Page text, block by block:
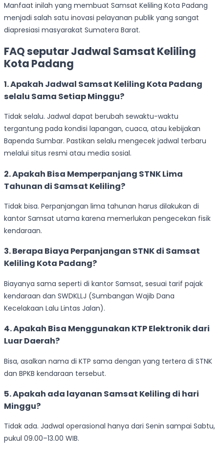
Manfaat inilah yang membuat Samsat Keliling Kota Padang
menjadi salah satu inovasi pelayanan publik yang sangat
diapresiasi masyarakat Sumatera Barat.
FAQ seputar Jadwal Samsat Keliling
Kota Padang
1. Apakah Jadwal Samsat Keliling Kota Padang
selalu Sama Setiap Minggu?
Tidak selalu. Jadwal dapat berubah sewaktu-waktu
tergantung pada kondisi lapangan, cuaca, atau kebijakan
Bapenda Sumbar. Pastikan selalu mengecek jadwal terbaru
melalui situs resmi atau media sosial.
2. Apakah Bisa Memperpanjang STNK Lima
Tahunan di Samsat Keliling?
Tidak bisa. Perpanjangan lima tahunan harus dilakukan di
kantor Samsat utama karena memerlukan pengecekan fisik
kendaraan.
3. Berapa Biaya Perpanjangan STNK di Samsat
Keliling Kota Padang?
Biayanya sama seperti di kantor Samsat, sesuai tarif pajak
kendaraan dan SWDKLLJ (Sumbangan Wajib Dana
Kecelakaan Lalu Lintas Jalan).
4. Apakah Bisa Menggunakan KTP Elektronik dari
Luar Daerah?
Bisa, asalkan nama di KTP sama dengan yang tertera di STNK
dan BPKB kendaraan tersebut.
5. Apakah ada layanan Samsat Keliling di hari
Minggu?
Tidak ada. Jadwal operasional hanya dari Senin sampai Sabtu,
pukul 09.00–13.00 WIB.